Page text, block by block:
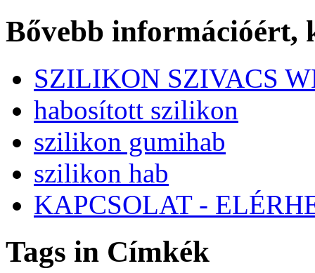
Bővebb
SZILIKON SZIVACS
habosított szilikon
szilikon gumihab
szilikon hab
KAPCSOLAT -
Tags in Címkék